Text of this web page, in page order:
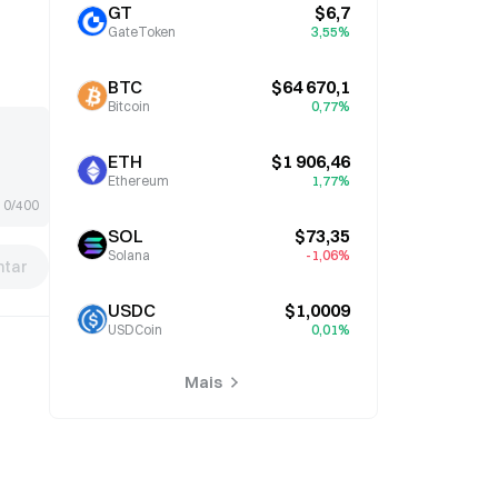
0/400
GT
GateToken
$6,7
3,55%
BTC
Bitcoin
$64 670,1
0,77%
ETH
Ethereum
$1 906,46
1,77%
SOL
Solana
$73,35
-1,06%
USDC
USDCoin
$1,0009
0,01%
Mais